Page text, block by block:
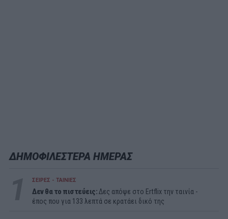
ΔΗΜΟΦΙΛΕΣΤΕΡΑ ΗΜΕΡΑΣ
ΣΕΙΡΕΣ - ΤΑΙΝΙΕΣ
Δεν θα το πιστεύεις:Δες απόψε στο Ertflix την ταινία -
έπος που για 133 λεπτά σε κρατάει δικό της